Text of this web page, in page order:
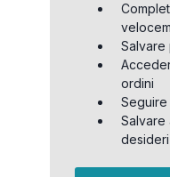
Salvare
ordini
Salvare
desideri